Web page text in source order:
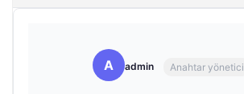
A admin Anahtar yönetici